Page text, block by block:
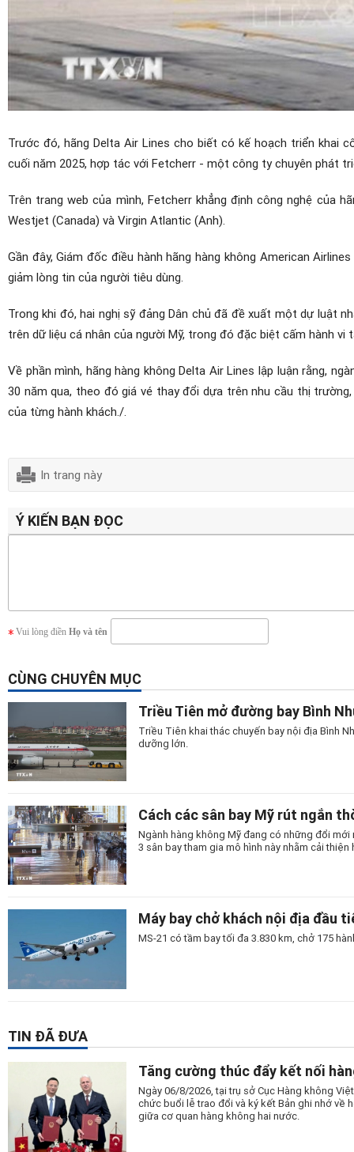
Trước đó, hãng Delta Air Lines cho biết có kế hoạch triển khai
cuối năm 2025, hợp tác với Fetcherr - một công ty chuyên phát
Trên trang web của mình, Fetcherr khẳng định công nghệ của
Westjet (Canada) và Virgin Atlantic (Anh).
Gần đây, Giám đốc điều hành hãng hàng không American
giảm lòng tin của người tiêu dùng.
Trong khi đó, hai nghị sỹ đảng Dân chủ đã đề xuất một dự luật
trên dữ liệu cá nhân của người Mỹ, trong đó đặc biệt cấm hành vi
Về phần mình, hãng hàng không Delta Air Lines lập luận rằng,
30 năm qua, theo đó giá vé thay đổi dựa trên nhu cầu thị
của từng hành khách./.
In trang này
Ý KIẾN BẠN ĐỌC
Vui lòng điền Họ và tên
CÙNG CHUYÊN MỤC
Triều Tiên mở đường bay Bình
Triều Tiên khai thác chuyến bay nội địa Bình
dưỡng lớn.
Cách các sân bay Mỹ rút ngắn
Ngành hàng không Mỹ đang có những đổi
3 sân bay tham gia mô hình này nhằm cải thiện
Máy bay chở khách nội địa đầu
MS-21 có tầm bay tối đa 3.830 km, chở 175
TIN ĐÃ ĐƯA
Tăng cường thúc đẩy kết nối
Ngày 06/8/2026, tại trụ sở Cục Hàng không
chức buổi lễ trao đổi và ký kết Bản ghi nhớ về
giữa cơ quan hàng không hai nước.